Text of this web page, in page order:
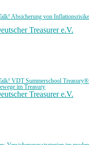
Absicherung von
Treasurer e.V.
VDT Summerschool
im Treasury
Treasurer e.V.